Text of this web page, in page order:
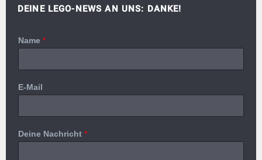
DEINE LEGO-NEWS AN UNS: DANKE!
Name *
E-Mail
Deine Nachricht *